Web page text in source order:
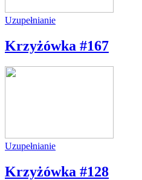
Uzupełnianie
Krzyżówka #167
Uzupełnianie
Krzyżówka #128